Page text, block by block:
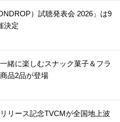
）試聴発表会 2026」は9
決定
一緒に楽しむスナック菓子＆フラ
品2品が登場
リリース記念TVCMが全国地上波